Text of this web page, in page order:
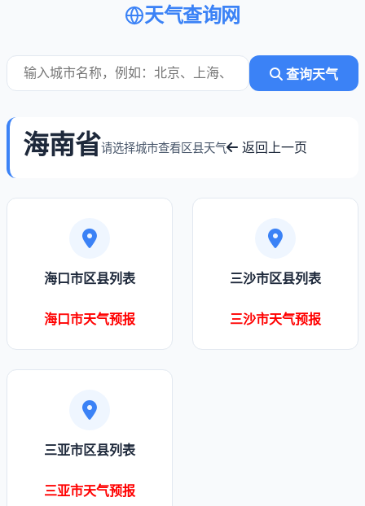
天气查询网
查询天气
海南省请选择城市查看区县天气 返回上一页
海口市区县列表
海口市天气预报
三沙市区县列表
三沙市天气预报
三亚市区县列表
三亚市天气预报